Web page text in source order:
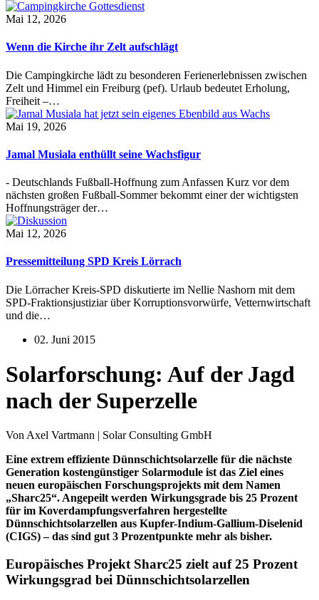
Mai 12, 2026
Wenn die Kirche ihr Zelt aufschlägt
Die Campingkirche lädt zu besonderen Ferienerlebnissen zwischen
Zelt und Himmel ein Freiburg (pef). Urlaub bedeutet Erholung,
Freiheit –…
Mai 19, 2026
Jamal Musiala enthüllt seine Wachsfigur
- Deutschlands Fußball-Hoffnung zum Anfassen Kurz vor dem
nächsten großen Fußball-Sommer bekommt einer der wichtigsten
Hoffnungsträger der…
Mai 12, 2026
Pressemitteilung SPD Kreis Lörrach
Die Lörracher Kreis-SPD diskutierte im Nellie Nashorn mit dem
SPD-Fraktionsjustiziar über Korruptionsvorwürfe, Vetternwirtschaft
und die…
02. Juni 2015
Solarforschung: Auf der Jagd
nach der Superzelle
Von Axel Vartmann | Solar Consulting GmbH
Eine extrem effiziente Dünnschichtsolarzelle für die nächste
Generation kostengünstiger Solarmodule ist das Ziel eines
neuen europäischen Forschungsprojekts mit dem Namen
„Sharc25“. Angepeilt werden Wirkungsgrade bis 25 Prozent
für im Koverdampfungsverfahren hergestellte
Dünnschichtsolarzellen aus Kupfer-Indium-Gallium-Diselenid
(CIGS) – das sind gut 3 Prozentpunkte mehr als bisher.
Europäisches Projekt Sharc25 zielt auf 25 Prozent
Wirkungsgrad bei Dünnschichtsolarzellen